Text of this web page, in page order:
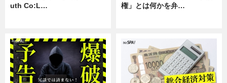
uth Co:L…
権」とは何かを弁…